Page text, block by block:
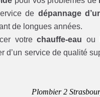
de dépannage
de longues années.
votrechauffe-eau ou
d’un service de qualité
Plombier 2